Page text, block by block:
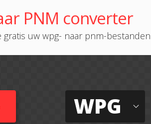
PNM converter
uw wpg- naar pnm-bestanden
WPG